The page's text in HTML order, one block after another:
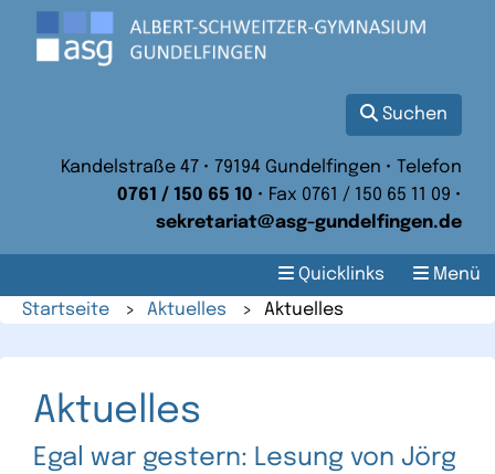
Suchen
Kandelstraße 47 • 79194 Gundelfingen • Telefon
0761 / 150 65 10 • Fax 0761 / 150 65 11 09 •
sekretariat@asg-gundelfingen.de
Menü
Quicklinks
Startseite
> Aktuelles > Aktuelles
Aktuelles
Egal war gestern: Lesung von Jörg